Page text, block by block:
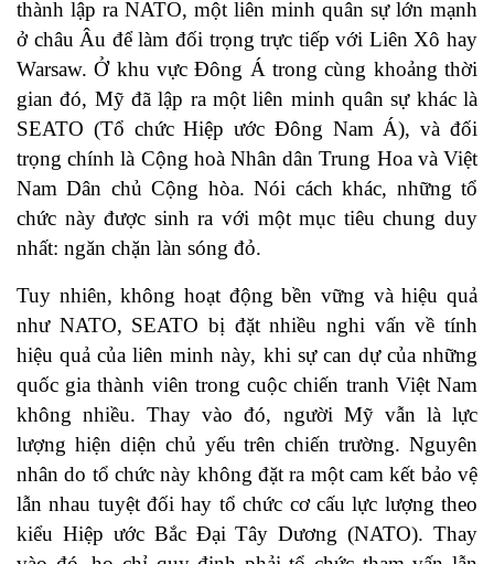
thành lập ra NATO, một liên minh quân sự lớn mạnh
ở châu Âu để làm đối trọng trực tiếp với Liên Xô hay
Warsaw. Ở khu vực Đông Á trong cùng khoảng thời
gian đó, Mỹ đã lập ra một liên minh quân sự khác là
SEATO (Tổ chức Hiệp ước Đông Nam Á), và đối
trọng chính là Cộng hoà Nhân dân Trung Hoa và Việt
Nam Dân chủ Cộng hòa. Nói cách khác, những tổ
chức này được sinh ra với một mục tiêu chung duy
nhất: ngăn chặn làn sóng đỏ.
Tuy nhiên, không hoạt động bền vững và hiệu quả
như NATO, SEATO bị đặt nhiều nghi vấn về tính
hiệu quả của liên minh này, khi sự can dự của những
quốc gia thành viên trong cuộc chiến tranh Việt Nam
không nhiều. Thay vào đó, người Mỹ vẫn là lực
lượng hiện diện chủ yếu trên chiến trường. Nguyên
nhân do tổ chức này không đặt ra một cam kết bảo vệ
lẫn nhau tuyệt đối hay tổ chức cơ cấu lực lượng theo
kiểu Hiệp ước Bắc Đại Tây Dương (NATO). Thay